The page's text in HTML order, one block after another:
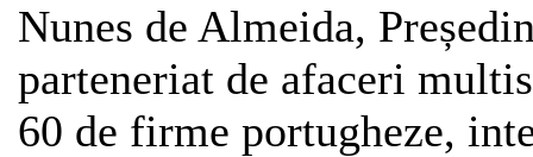
Nunes de Almeida,
parteneriat de afaceri
60 de firme portugheze,